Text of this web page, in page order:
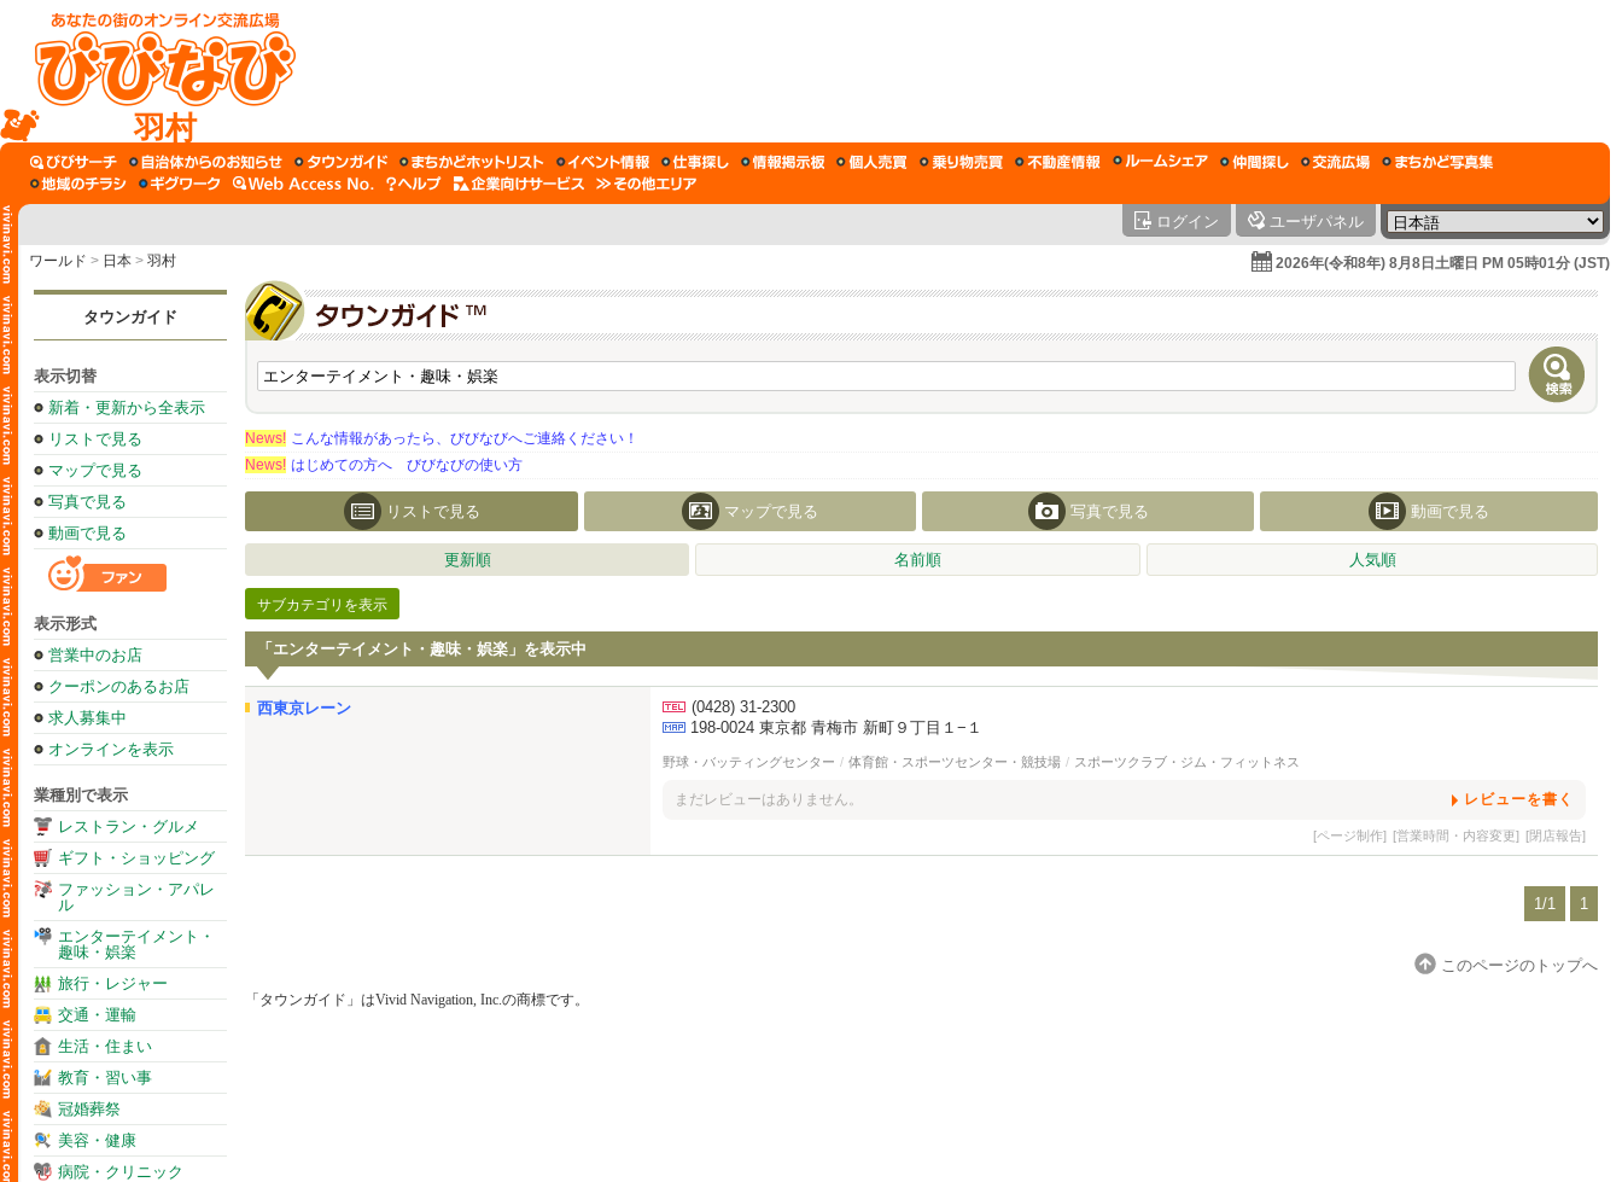
羽村
ログイン ユーザパネル
ワールド > 日本 > 羽村 2026年(令和8年) 8月8日土曜日 PM 05時01分 (JST)
タウンガイド
表示切替
新着・更新から全表示
リストで見る
マップで見る
写真で見る
動画で見る
表示形式
営業中のお店
クーポンのあるお店
求人募集中
オンラインを表示
業種別で表示
レストラン・グルメ
ギフト・ショッピング
ファッション・アパレ
ル
エンターテイメント・
趣味・娯楽
旅行・レジャー
交通・運輸
生活・住まい
教育・習い事
冠婚葬祭
美容・健康
病院・クリニック
News! こんな情報があったら、びびなびへご連絡ください！
News! はじめての方へ びびなびの使い方
リストで見る マップで見る 写真で見る 動画で見る
更新順 名前順 人気順
サブカテゴリを表示
「エンターテイメント・趣味・娯楽」を表示中
西東京レーン
(0428) 31-2300
198-0024 東京都 青梅市 新町９丁目１−１
野球・バッティングセンター / 体育館・スポーツセンター・競技場 / スポーツクラブ・ジム・フィットネス
まだレビューはありません。 レビューを書く
[ページ制作] [営業時間・内容変更] [閉店報告]
1/1 1
このページのトップへ
「タウンガイド」はVivid Navigation, Inc.の商標です。